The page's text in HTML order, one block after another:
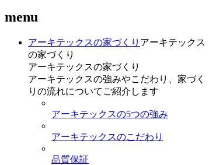
menu
アーキテックスの家づくり アーキテックス
の家づくり
アーキテックスの家づくり
アーキテックスの強みやこだわり、家づく
りの流れについてご紹介します
アーキテックスの5つの強み
アーキテックスのこだわり
品質保証